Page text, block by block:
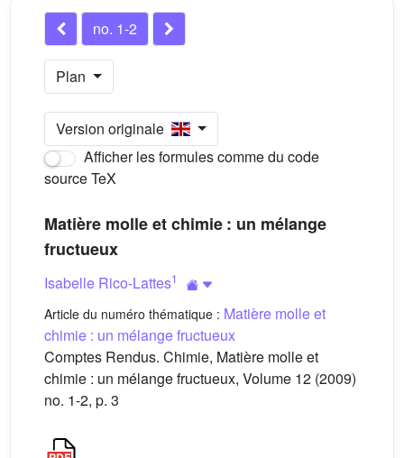
no. 1-2
Plan
Version originale
Afficher les formules comme du code
source TeX
Matière molle et chimie : un mélange
fructueux
Isabelle Rico-Lattes1
Article du numéro thématique : Matière molle et
chimie : un mélange fructueux
Comptes Rendus. Chimie, Matière molle et
chimie : un mélange fructueux, Volume 12 (2009)
no. 1-2, p. 3